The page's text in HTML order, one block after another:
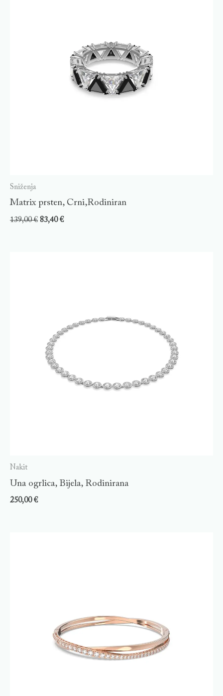
Sniženja
Matrix prsten, Crni,Rodiniran
139,00€ 83,40€
Nakit
Una ogrlica, Bijela, Rodinirana
250,00€